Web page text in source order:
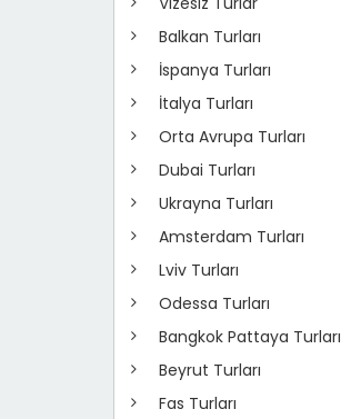
Balkan Turları
İspanya Turları
İtalya Turları
Orta Avrupa Turları
Dubai Turları
Ukrayna Turları
Amsterdam Turları
Lviv Turları
Odessa Turları
Bangkok Pattaya Turları
Beyrut Turları
Fas Turları